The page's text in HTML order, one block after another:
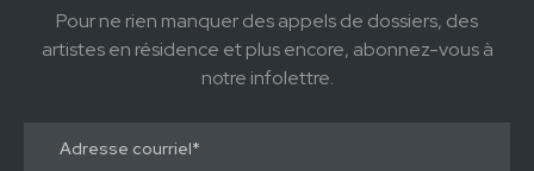
Pour ne rien manquer des appels de dossiers, des
artistes en résidence et plus encore, abonnez-vous à
notre infolettre.